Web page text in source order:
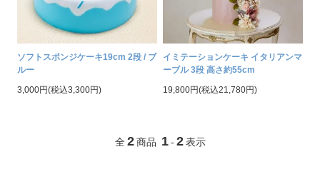
ソフトスポンジケーキ19cm 2段 / ブ
ルー
3,000円(税込3,300円)
イミテーションケーキ イタリアンマ
ーブル 3段 高さ約55cm
19,800円(税込21,780円)
全 2 商品 1 - 2 表示